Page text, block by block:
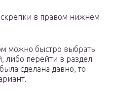
в правом нижнем
можно быстро выбрать
либо перейти в раздел
сделана давно, то